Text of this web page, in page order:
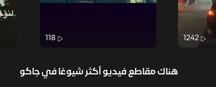
1242
118
هناك مقاطع فيديو أكثر شيوعًا في جاكو